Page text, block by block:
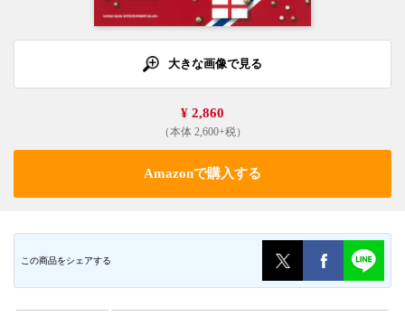
大きな画像で見る
¥ 2,860
（本体 2,600+税）
Amazonで購入する
この商品をシェアする